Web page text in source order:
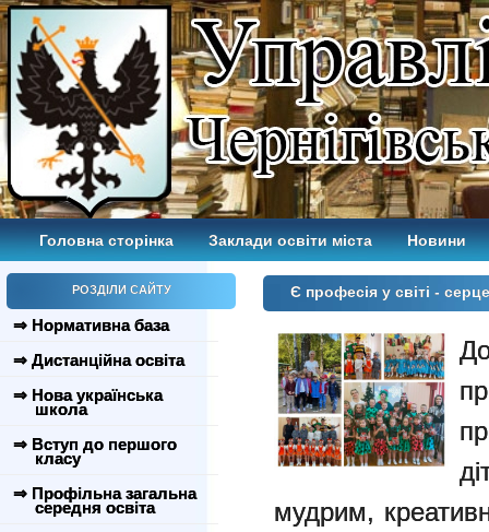
Головна сторінка Заклади освіти міста Новини
РОЗДІЛИ САЙТУ
⇒ Нормативна база
⇒ Дистанційна освіта
⇒ Нова українська
школа
⇒ Вступ до першого
класу
⇒ Профільна загальна
середня освіта
Є професія у світі -
мудрим,